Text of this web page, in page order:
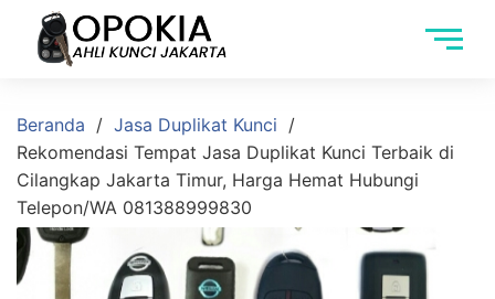
Beranda
Jasa Duplikat Kunci
Rekomendasi Tempat Jasa Duplikat Kunci Terbaik di
Cilangkap Jakarta Timur, Harga Hemat Hubungi
Telepon/WA 081388999830